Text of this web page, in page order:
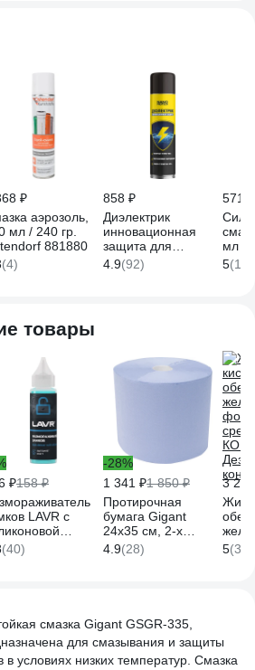
₽
аэрозоль,
мл / 240 гр.
881880
(4)
858 ₽
Диэлектрик
инновационная
защита для
электрооборудования
Nanoprotech 650 мл
4.9(92)
571 ₽
мл
5(13)
товары
₽158 ₽
LAVR с
30 мл
(40)
-28%
1 341 ₽1 850 ₽
Протирочная
бумага Gigant
24x35 см, 2-х
слойная, 1000
листов GPWR-24
4.9(28)
3
5(3)
смазка Gigant GSGR-335,
для смазывания и защиты
условиях низких температур. Смазка